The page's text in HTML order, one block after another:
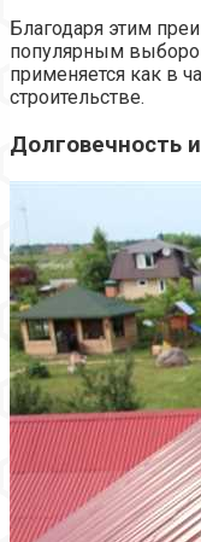
Благодаря этим
популярным
применяется как в
строительстве.
Долговечность